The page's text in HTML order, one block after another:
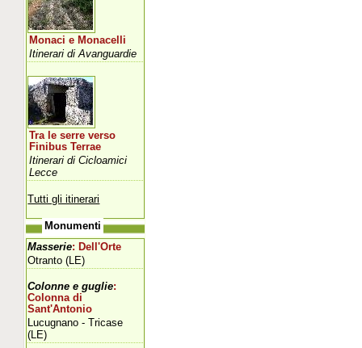
Monaci e Monacelli
Itinerari di Avanguardie
Tra le serre verso
Finibus Terrae
Itinerari di Cicloamici
Lecce
Tutti gli itinerari
Monumenti
Masserie: Dell'Orte
Otranto (LE)
Colonne e guglie:
Colonna di
Sant'Antonio
Lucugnano - Tricase
(LE)